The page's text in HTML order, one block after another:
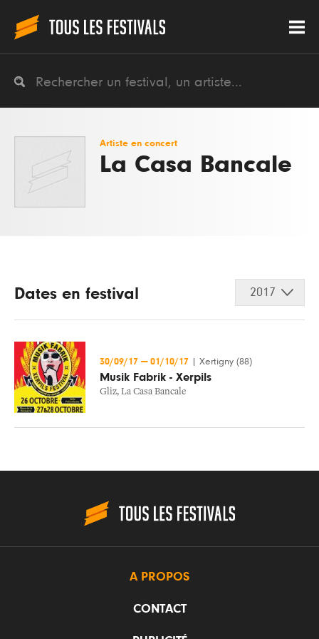
Artiste en concert
La Casa Bancale
Dates en festival 2017
30/09/17 — 01/10/17 Xertigny (88)
Musik Fabrik - Xerpils
Gliz, La Casa Bancale
A PROPOS
CONTACT